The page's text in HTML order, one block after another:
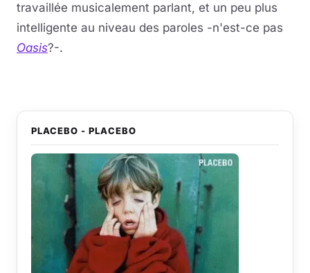
travaillée musicalement parlant, et un peu plus
intelligente au niveau des paroles -n'est-ce pas
Oasis?-.
PLACEBO - PLACEBO